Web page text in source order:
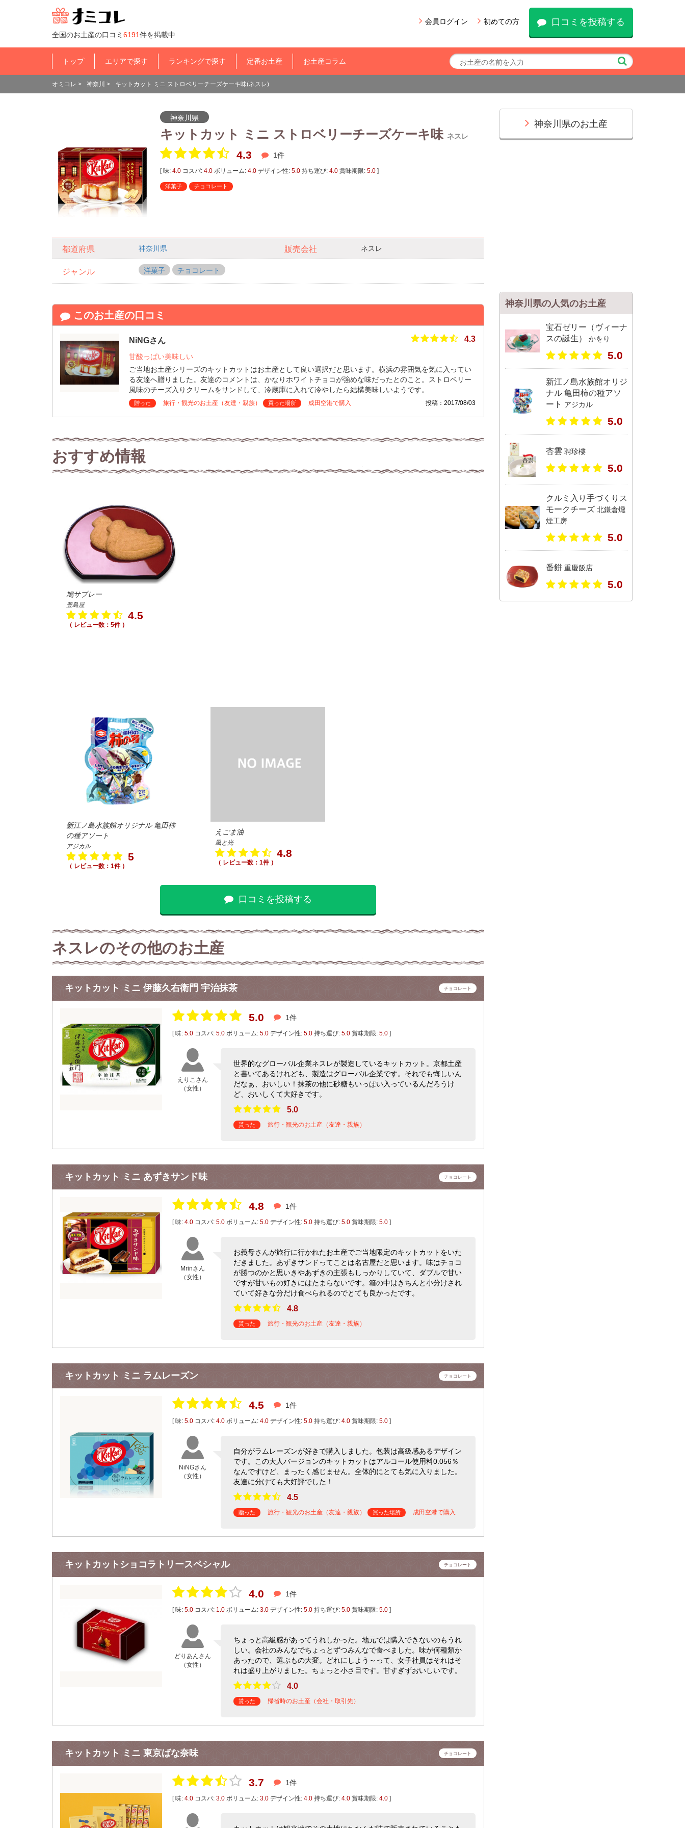
全国のお土産の口コミ 6191件を掲載中
会員ログイン 初めての方 口コミを投稿する
トップ エリアで探す ランキングで探す 定番お土産 お土産コラム
オミコレ > 神奈川 > キットカット ミニ ストロベリーチーズケーキ味(ネスレ)
神奈川県
キットカット ミニ ストロベリーチーズケーキ味 ネスレ
4.3 1件
[ 味: 4.0コスパ: 4.0ボリューム: 4.0デザイン性: 5.0持ち運び: 4.0賞味期限: 5.0]
洋菓子 チョコレート
都道府県 神奈川県 販売会社 ネスレ
ジャンル 洋菓子 チョコレート
このお土産の口コミ
NiNGさん 4.3
甘酸っぱい美味しい
ご当地お土産シリーズのキットカットはお土産として良い選択だと思います。横浜の雰囲気を気に入ってい
る友達へ贈りました。友達のコメントは、かなりホワイトチョコが強めな味だったとのこと。ストロベリー
風味のチーズ入りクリームをサンドして、冷蔵庫に入れて冷やしたら結構美味しいようです。
贈った 旅行・観光のお土産（友達・親族） 買った場所 成田空港で購入 投稿：2017/08/03
おすすめ情報
鳩サブレー
豊島屋
4.5
（ レビュー数：5件 ）
新江ノ島水族館オリジナル 亀田柿
の種アソート
アジカル
5
（ レビュー数：1件 ）
えごま油
風と光
4.8
（ レビュー数：1件 ）
口コミを投稿する
ネスレのその他のお土産
キットカット ミニ 伊藤久右衛門 宇治抹茶 チョコレート
5.0 1件
[ 味: 5.0 コスパ: 5.0 ボリューム: 5.0 デザイン性: 5.0 持ち運び: 5.0 賞味期限: 5.0 ]
えりこさん
（女性）
世界的なグローバル企業ネスレが製造しているキットカット。京都土産
と書いてあるけれども、製造はグローバル企業です。それでも悔しいん
だなぁ、おいしい！抹茶の他に砂糖もいっぱい入っているんだろうけ
ど、おいしくて大好きです。
5.0
貰った 旅行・観光のお土産（友達・親族）
キットカット ミニ あずきサンド味 チョコレート
4.8 1件
[ 味: 4.0 コスパ: 5.0 ボリューム: 5.0 デザイン性: 5.0 持ち運び: 5.0 賞味期限: 5.0 ]
Mrinさん
（女性）
お義母さんが旅行に行かれたお土産でご当地限定のキットカットをいた
だきました。あずきサンドってことは名古屋だと思います。味はチョコ
が勝つのかと思いきやあずきの主張もしっかりしていて、ダブルで甘い
ですが甘いもの好きにはたまらないです。箱の中はきちんと小分けされ
ていて好きな分だけ食べられるのでとても良かったです。
4.8
貰った 旅行・観光のお土産（友達・親族）
キットカット ミニ ラムレーズン チョコレート
4.5 1件
[ 味: 5.0 コスパ: 4.0 ボリューム: 4.0 デザイン性: 5.0 持ち運び: 4.0 賞味期限: 5.0 ]
NiNGさん
（女性）
自分がラムレーズンが好きで購入しました。包装は高級感あるデザイン
です。この大人バージョンのキットカットはアルコール使用料0.056％
なんですけど、まったく感じません。全体的にとても気に入りました。
友達に分けても大好評でした！
4.5
贈った 旅行・観光のお土産（友達・親族） 買った場所 成田空港で購入
キットカットショコラトリースペシャル チョコレート
4.0 1件
[ 味: 5.0 コスパ: 1.0 ボリューム: 3.0 デザイン性: 5.0 持ち運び: 5.0 賞味期限: 5.0 ]
どりあんさん
（女性）
ちょっと高級感があってうれしかった。地元では購入できないのもうれ
しい。会社のみんなでちょっとずつみんなで食べました。味が何種類か
あったので、選ぶもの大変。どれにしよう～って、女子社員はそれはそ
れは盛り上がりました。ちょっと小さ目です。甘すぎずおいしいです。
4.0
貰った 帰省時のお土産（会社・取引先）
キットカット ミニ 東京ばな奈味 チョコレート
3.7 1件
[ 味: 4.0 コスパ: 3.0 ボリューム: 3.0 デザイン性: 4.0 持ち運び: 4.0 賞味期限: 4.0 ]
神奈川県のお土産
神奈川県の人気のお土産
宝石ゼリー（ヴィーナ
スの誕生）
かをり
5.0
新江ノ島水族館オリジ
ナル 亀田柿の種アソ
ート アジカル
5.0
杏雲 聘珍樓
5.0
クルミ入り手づくりス
モークチーズ 北鎌倉燻
煙工房
5.0
番餅重慶飯店
5.0